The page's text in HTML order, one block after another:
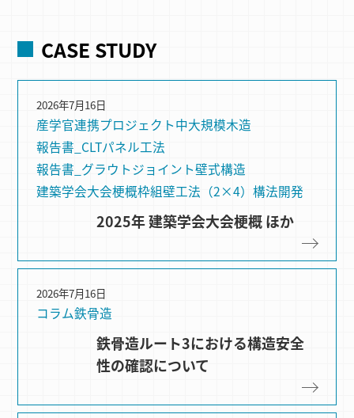
CASE STUDY
産学官連携プロジェクト中大規模木造
報告書_CLTパネル工法
報告書_グラウトジョイント壁式構造
建築学会大会梗概枠組壁⼯法（2×4） 構法開発
2026年7月16日
2025年 建築学会大会梗概 ほか
コラム鉄骨造
2026年7月16日
鉄骨造ルート3における構造安全
性の確認について